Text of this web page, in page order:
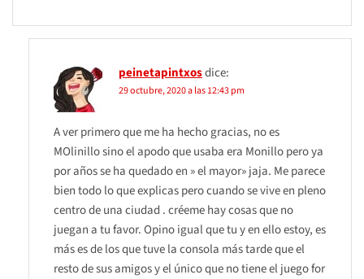
peinetapintxosdice:
29 octubre, 2020 a las 12:43 pm
A ver primero que me ha hecho gracias, no es
MOlinillo sino el apodo que usaba era Monillo pero ya
por años se ha quedado en » el mayor» jaja. Me parece
bien todo lo que explicas pero cuando se vive en pleno
centro de una ciudad . créeme hay cosas que no
juegan a tu favor. Opino igual que tu y en ello estoy, es
más es de los que tuve la consola más tarde que el
resto de sus amigos y el único que no tiene el juego for